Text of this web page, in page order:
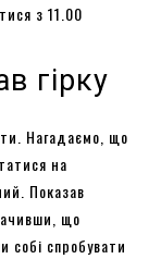
з 11.00
гірку
Нагадаємо, що
на
Показав
що
спробувати